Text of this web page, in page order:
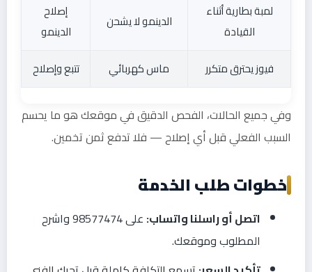
لمبة بطارية أثناء
القيادة
الدينمو لا يشحن
إصلاح
الدينمو
فيوز يحترق متكرر
ماس كهربائي تتبع وإصلاح
وفي جميع الحالات، الفحص الدقيق في موقعك هو ما يحسم
السبب الفعلي قبل أي إصلاح — فلا تدفع ثمن تخمين.
خطوات طلب الخدمة
اتصل أو راسلنا واتساب:
على 98577474 واشرح
المطلوب وموقعك.